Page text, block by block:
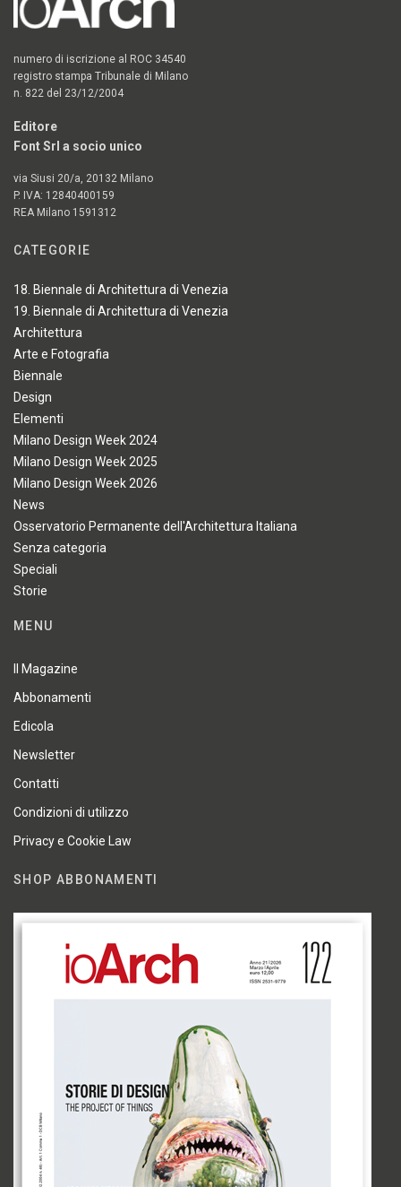
numero di iscrizione al ROC 34540
registro stampa Tribunale di Milano
n. 822 del 23/12/2004
Editore
Font Srl a socio unico
via Siusi 20/a, 20132 Milano
P. IVA: 12840400159
REA Milano 1591312
CATEGORIE
18. Biennale di Architettura di Venezia
19. Biennale di Architettura di Venezia
Architettura
Arte e Fotografia
Biennale
Design
Elementi
Milano Design Week 2024
Milano Design Week 2025
Milano Design Week 2026
News
Osservatorio Permanente dell'Architettura Italiana
Senza categoria
Speciali
Storie
MENU
Il Magazine
Abbonamenti
Edicola
Newsletter
Contatti
Condizioni di utilizzo
Privacy e Cookie Law
SHOP ABBONAMENTI